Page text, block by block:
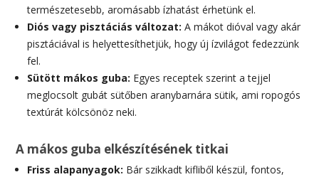
természetesebb, aromásabb ízhatást érhetünk el.
Diós vagy pisztáciás változat: A mákot dióval vagy akár
pisztáciával is helyettesíthetjük, hogy új ízvilágot fedezzünk
fel.
Sütött mákos guba: Egyes receptek szerint a tejjel
meglocsolt gubát sütőben aranybarnára sütik, ami ropogós
textúrát kölcsönöz neki.
A mákos guba elkészítésének titkai
Friss alapanyagok: Bár szikkadt kifliből készül, fontos,